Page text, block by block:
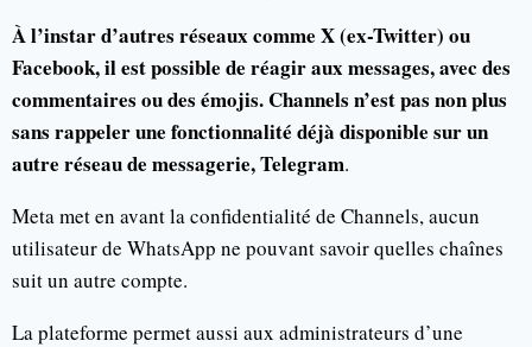
À l’instar d’autres réseaux comme X (ex-Twitter) ou
Facebook, il est possible de réagir aux messages, avec des
commentaires ou des émojis. Channels n’est pas non plus
sans rappeler une fonctionnalité déjà disponible sur un
autre réseau de messagerie, Telegram.
Meta met en avant la confidentialité de Channels, aucun
utilisateur de WhatsApp ne pouvant savoir quelles chaînes
suit un autre compte.
La plateforme permet aussi aux administrateurs d’une